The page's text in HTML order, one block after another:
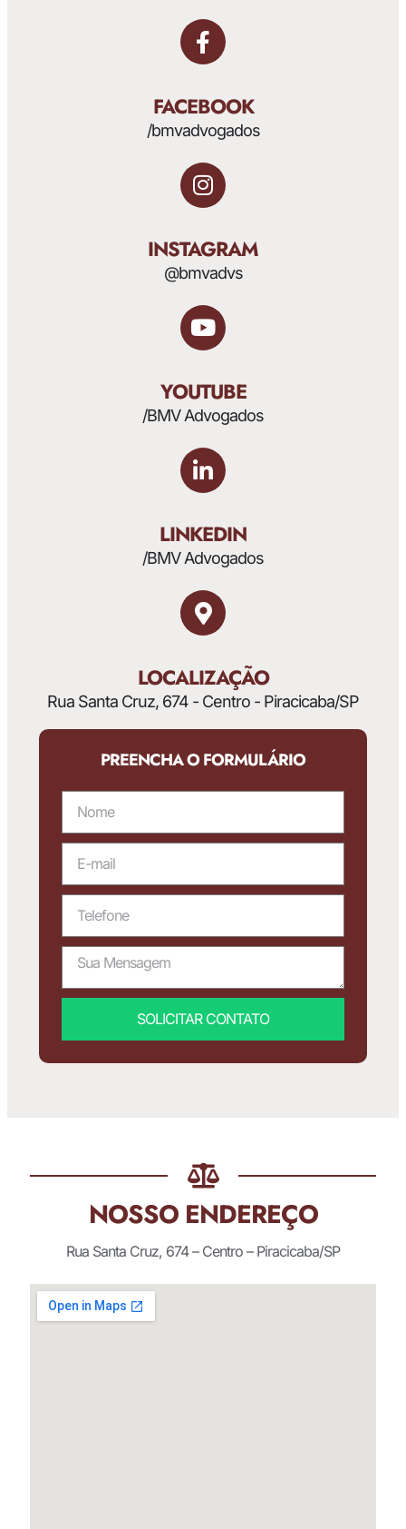
FACEBOOK
/bmvadvogados
INSTAGRAM
@bmvadvs
YOUTUBE
/BMV Advogados
LINKEDIN
/BMV Advogados
LOCALIZAÇÃO
Rua Santa Cruz, 674 - Centro - Piracicaba/SP
PREENCHA O FORMULÁRIO
SOLICITAR CONTATO
NOSSO ENDEREÇO
Rua Santa Cruz, 674 – Centro – Piracicaba/SP